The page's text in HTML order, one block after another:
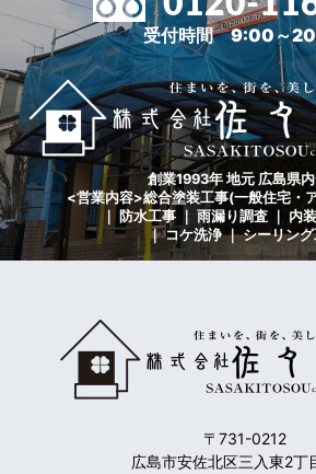
受付時間 9:00～
創業1993年 地元 広島県
<営業内容>総合塗装工事(一般住宅・
｜ 防水工事 ｜ 雨漏り調査 ｜ 内
｜ コケ洗浄 ｜ シーリン
〒731-0212
広島市安佐北区三入東2丁